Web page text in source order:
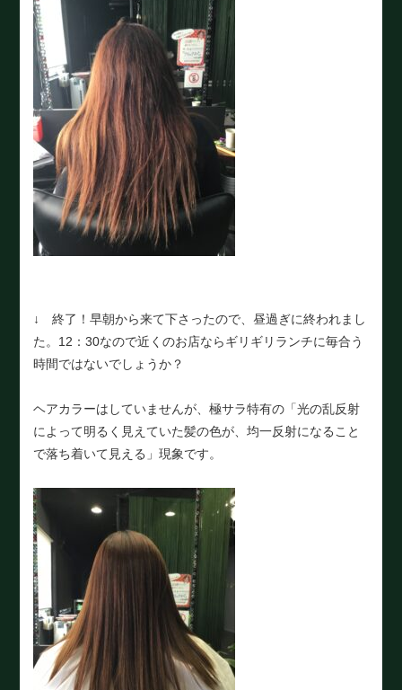
↓ 終了！早朝から来て下さったので、昼過ぎに終われまし
た。12：30なので近くのお店ならギリギリランチに毎合う
時間ではないでしょうか？
ヘアカラーはしていませんが、極サラ特有の「光の乱反射
によって明るく見えていた髪の色が、均一反射になること
で落ち着いて見える」現象です。